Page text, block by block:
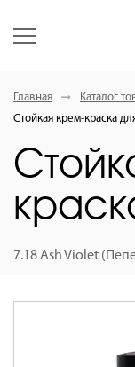
Главная Каталог
Стойкая крем-краска
7.18 Ash Violet